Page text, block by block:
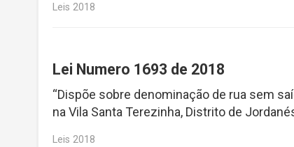
Leis 2018
Lei Numero 1693 de 2018
“Dispõe sobre denominação de rua sem
na Vila Santa Terezinha, Distrito de
Leis 2018